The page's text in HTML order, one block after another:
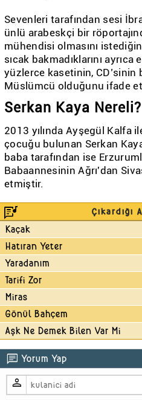
Sevenleri tarafından sesi
ünlü arabeskçi bir
mühendisi olmasını
sıcak bakmadıklarını
yüzlerce kasetinin,
Müslümcü olduğunu ifade
Serkan Kaya Nereli?
2013 yılında Ayşegül Kalfa
çocuğu bulunan Serkan
baba tarafından ise
Babaannesinin Ağrı'dan
etmiştir.
lyrics Çıkardığı
Kaçak
Hatıran Yeter
Yaradanım
Tarifi Zor
Miras
Gönül Bahçem
Aşk Ne Demek Bilen Var Mi
chat Yorum Yap
person